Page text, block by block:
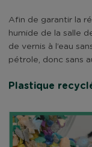
Afin de garantir la
humide de la salle
de vernis à l’eau
pétrole, donc sans
Plastique